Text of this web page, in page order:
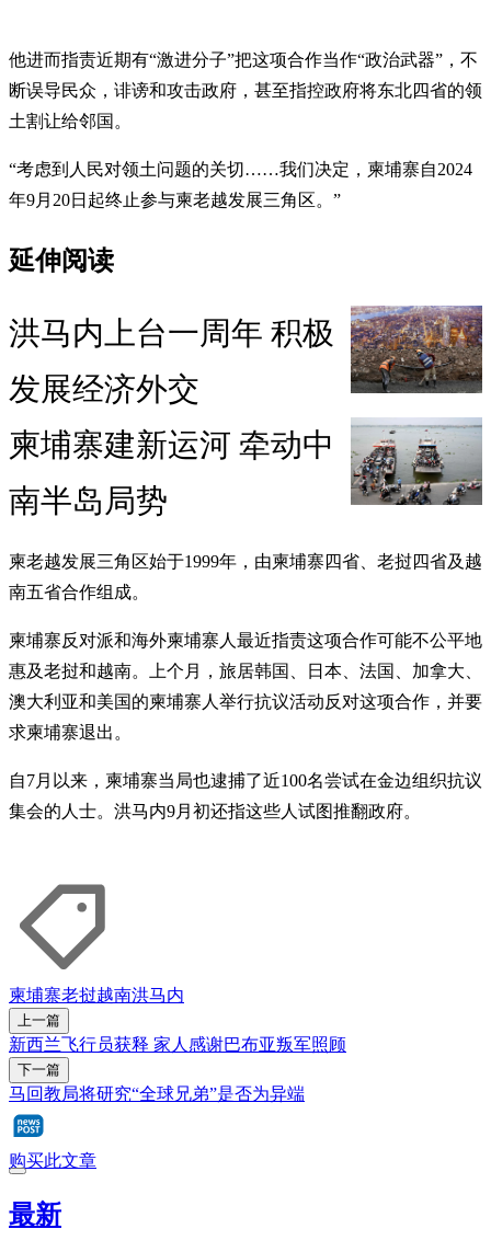
他进而指责近期有“激进分子”把这项合作当作“政治武器”，不
断误导民众，诽谤和攻击政府，甚至指控政府将东北四省的领
土割让给邻国。
“考虑到人民对领土问题的关切……我们决定，柬埔寨自2024
年9月20日起终止参与柬老越发展三角区。”
延伸阅读
洪马内上台一周年 积极
发展经济外交
柬埔寨建新运河 牵动中
南半岛局势
柬老越发展三角区始于1999年，由柬埔寨四省、老挝四省及越
南五省合作组成。
柬埔寨反对派和海外柬埔寨人最近指责这项合作可能不公平地
惠及老挝和越南。上个月，旅居韩国、日本、法国、加拿大、
澳大利亚和美国的柬埔寨人举行抗议活动反对这项合作，并要
求柬埔寨退出。
自7月以来，柬埔寨当局也逮捕了近100名尝试在金边组织抗议
集会的人士。洪马内9月初还指这些人试图推翻政府。
柬埔寨老挝越南洪马内
上一篇
新西兰飞行员获释 家人感谢巴布亚叛军照顾
下一篇
马回教局将研究“全球兄弟”是否为异端
购买此文章
最新